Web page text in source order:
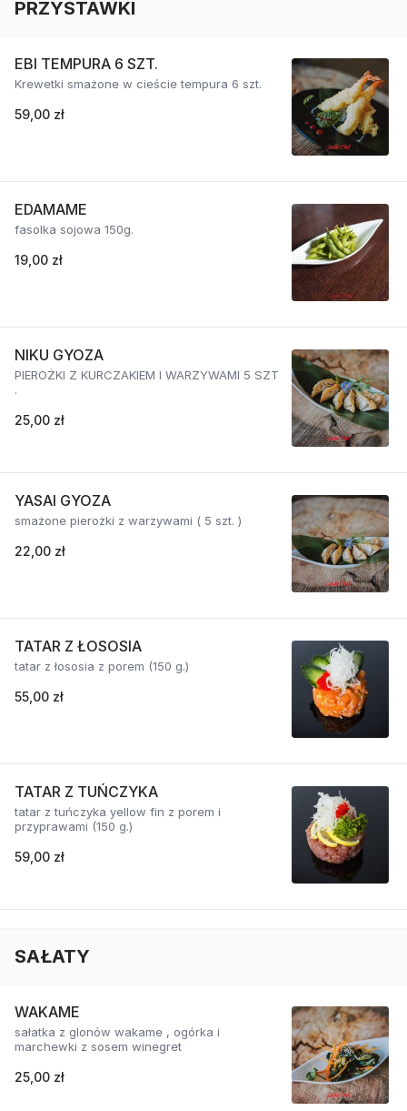
PRZYSTAWKI
EBI TEMPURA 6 SZT.
Krewetki smażone w cieście tempura 6 szt.
59,00 zł
EDAMAME
fasolka sojowa 150g.
19,00 zł
NIKU GYOZA
PIEROŻKI Z KURCZAKIEM I WARZYWAMI 5 SZT
.
25,00 zł
YASAI GYOZA
smażone pierożki z warzywami ( 5 szt. )
22,00 zł
TATAR Z ŁOSOSIA
tatar z łososia z porem (150 g.)
55,00 zł
TATAR Z TUŃCZYKA
tatar z tuńczyka yellow fin z porem i
przyprawami (150 g.)
59,00 zł
SAŁATY
WAKAME
sałatka z glonów wakame , ogórka i
marchewki z sosem winegret
25,00 zł